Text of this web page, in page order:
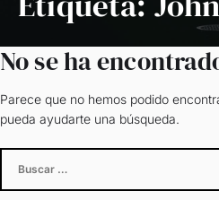
No se ha
Parece que no hemos podido
pueda ayudarte una búsqueda.